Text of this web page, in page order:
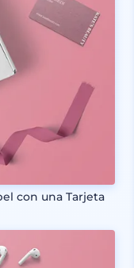
con una Tarjeta